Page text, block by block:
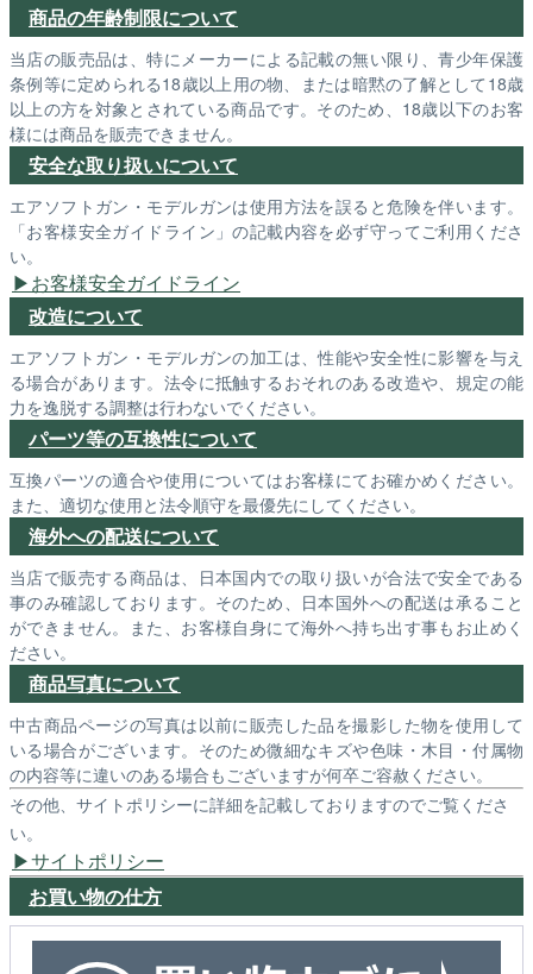
商品の年齢制限について
当店の販売品は、特にメーカーによる記載の無い限り、青少年保護
条例等に定められる18歳以上用の物、または暗黙の了解として18歳
以上の方を対象とされている商品です。そのため、18歳以下のお客
様には商品を販売できません。
安全な取り扱いについて
エアソフトガン・モデルガンは使用方法を誤ると危険を伴います。
「お客様安全ガイドライン」の記載内容を必ず守ってご利用くださ
い。
お客様安全ガイドライン
改造について
エアソフトガン・モデルガンの加工は、性能や安全性に影響を与え
る場合があります。法令に抵触するおそれのある改造や、規定の能
力を逸脱する調整は行わないでください。
パーツ等の互換性について
互換パーツの適合や使用についてはお客様にてお確かめください。
また、適切な使用と法令順守を最優先にしてください。
海外への配送について
当店で販売する商品は、日本国内での取り扱いが合法で安全である
事のみ確認しております。そのため、日本国外への配送は承ること
ができません。また、お客様自身にて海外へ持ち出す事もお止めく
ださい。
商品写真について
中古商品ページの写真は以前に販売した品を撮影した物を使用して
いる場合がございます。そのため微細なキズや色味・木目・付属物
の内容等に違いのある場合もございますが何卒ご容赦ください。
その他、サイトポリシーに詳細を記載しておりますのでご覧くださ
い。
サイトポリシー
お買い物の仕方